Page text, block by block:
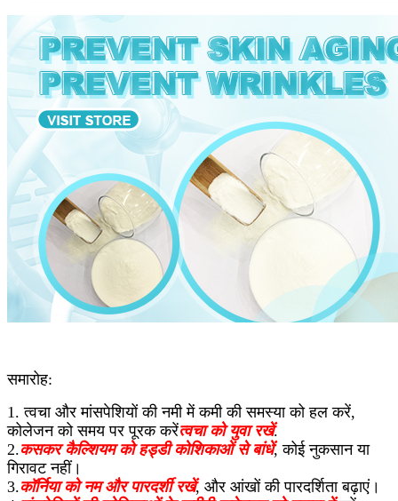
समारोह:
1. त्वचा और मांसपेशियों की नमी में कमी की समस्या को हल करें,
कोलेजन को समय पर पूरक करेंत्वचा को युवा रखें.
2.कसकर कैल्शियम को हड्डी कोशिकाओं से बांधें, कोई नुकसान या
गिरावट नहीं।
3.कॉर्निया को नम और पारदर्शी रखें, और आंखों की पारदर्शिता बढ़ाएं।